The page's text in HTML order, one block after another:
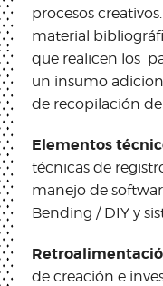
procesos
material
que realicen los
un insumo
de recopilación
Elementos
técnicas de
manejo de
Bending / DIY y
de creación e